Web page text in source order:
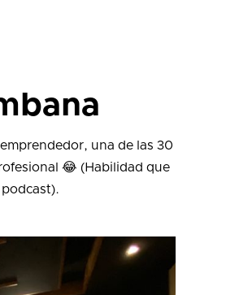
una de las 30
😂 (Habilidad que